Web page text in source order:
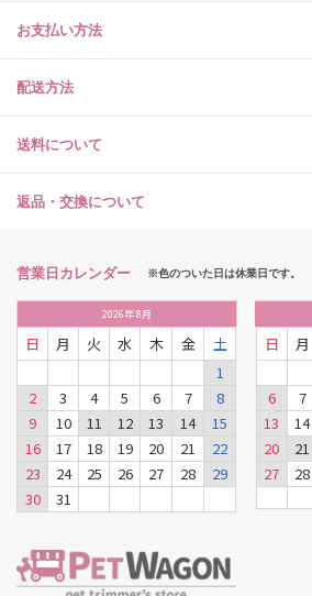
お支払い方法
配送方法
送料について
返品・交換について
営業日カレンダー ※色のついた日は休業日です。
2026年8月
日 月 火 水 木 金
土
1
2
3 4 5 6 7
8
9
10 11 12 13 14
15
16
17 18 19 20 21
22
23
24 25 26 27 28
29
30
31
日 月
6
7
13
14
20
21
27
28